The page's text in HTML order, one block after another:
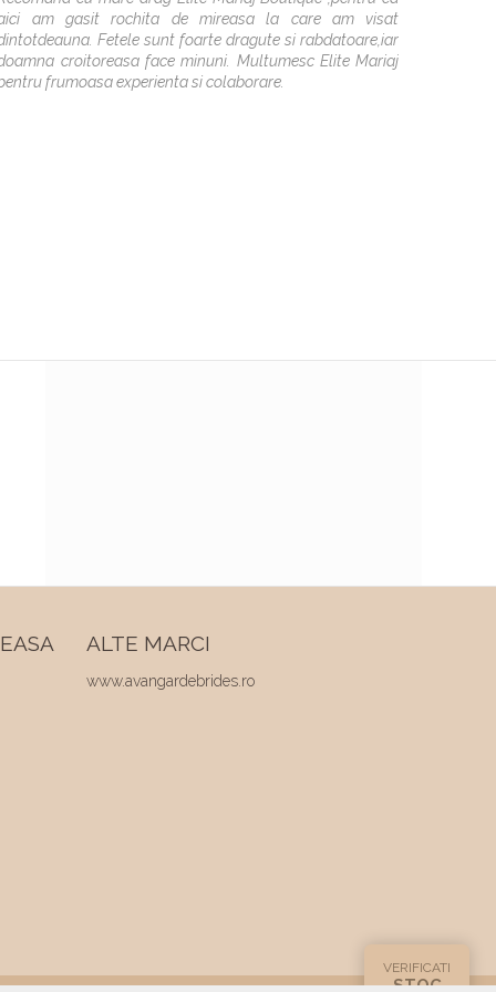
am gasit rochita de mireasa la care am visat
Fetele sunt foarte dragute si rabdatoare,iar
croitoreasa face minuni. Multumesc Elite Mariaj
frumoasa experienta si colaborare.
ALTE MARCI
www.avangardebrides.ro
VERIFICATI
STOC